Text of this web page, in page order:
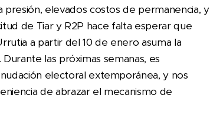
elevados costos de permanencia, y
de Tiar y R2P hace falta esperar que
a partir del 10 de enero asuma la
las próximas semanas, es
electoral extemporánea, y nos
de abrazar el mecanismo de